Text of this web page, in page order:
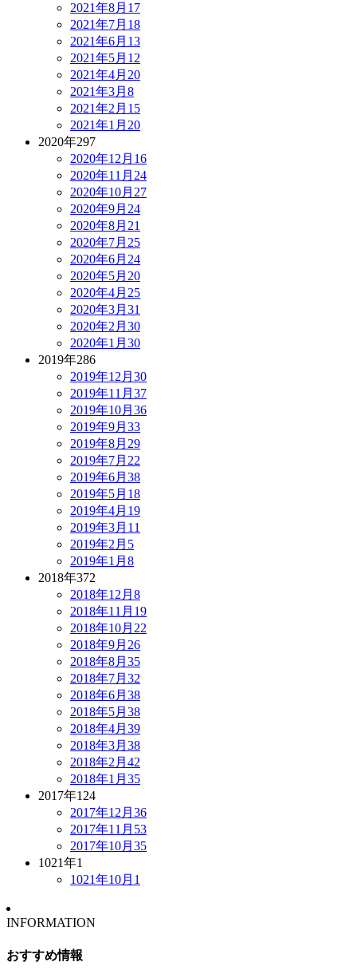
2021年8月 17
2021年7月 18
2021年6月 13
2021年5月 12
2021年4月 20
2021年3月 8
2021年2月 15
2021年1月 20
2020年297
2020年12月 16
2020年11月 24
2020年10月 27
2020年9月 24
2020年8月 21
2020年7月 25
2020年6月 24
2020年5月 20
2020年4月 25
2020年3月 31
2020年2月 30
2020年1月 30
2019年286
2019年12月 30
2019年11月 37
2019年10月 36
2019年9月 33
2019年8月 29
2019年7月 22
2019年6月 38
2019年5月 18
2019年4月 19
2019年3月 11
2019年2月 5
2019年1月 8
2018年372
2018年12月 8
2018年11月 19
2018年10月 22
2018年9月 26
2018年8月 35
2018年7月 32
2018年6月 38
2018年5月 38
2018年4月 39
2018年3月 38
2018年2月 42
2018年1月 35
2017年124
2017年12月 36
2017年11月 53
2017年10月 35
1021年1
1021年10月 1
INFORMATION
おすすめ情報